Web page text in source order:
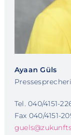
Ayaan Güls
Tel. 040/4151-
Fax 040/4151-